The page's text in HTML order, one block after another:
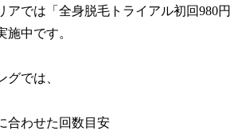
アでは「全身脱毛トライアル初回980円
施中です。
グでは、
合わせた回数目安